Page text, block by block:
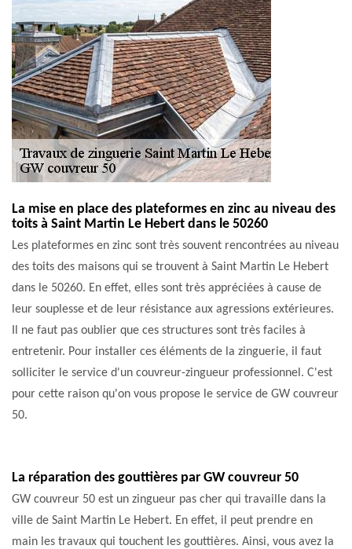
La mise en place des plateformes en zinc au niveau des
toits à Saint Martin Le Hebert dans le 50260
Les plateformes en zinc sont très souvent rencontrées au niveau
des toits des maisons qui se trouvent à Saint Martin Le Hebert
dans le 50260. En effet, elles sont très appréciées à cause de
leur souplesse et de leur résistance aux agressions extérieures.
Il ne faut pas oublier que ces structures sont très faciles à
entretenir. Pour installer ces éléments de la zinguerie, il faut
solliciter le service d'un couvreur-zingueur professionnel. C'est
pour cette raison qu'on vous propose le service de GW couvreur
50.
La réparation des gouttières par GW couvreur 50
GW couvreur 50 est un zingueur pas cher qui travaille dans la
ville de Saint Martin Le Hebert. En effet, il peut prendre en
main les travaux qui touchent les gouttières. Ainsi, vous avez la